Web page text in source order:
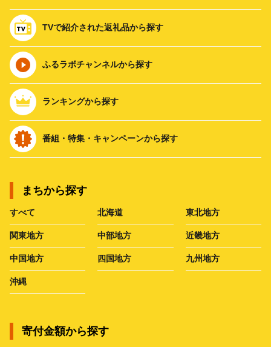
TVで紹介された返礼品から探す
ふるラボチャンネルから探す
ランキングから探す
番組・特集・キャンペーンから探す
まちから探す
すべて 北海道 東北地方
関東地方 中部地方 近畿地方
中国地方 四国地方 九州地方
沖縄
寄付金額から探す